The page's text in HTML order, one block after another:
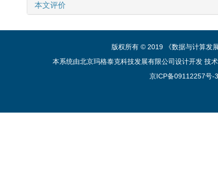
本文评价
版权所有 © 2019 《数据与计算发
本系统由北京玛格泰克科技发展有限公司设计开发 技
京ICP备09112257号-